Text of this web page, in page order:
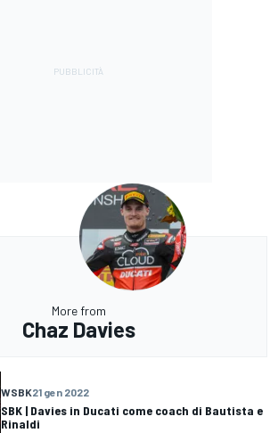
More from
Chaz Davies
WSBK21 gen 2022
SBK | Davies in Ducati come coach di Bautista e
Rinaldi